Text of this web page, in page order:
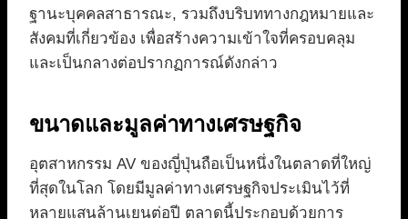
ฐานะบุคคลสาธารณะ, รวมถึงบริบททางกฎหมายและ
สังคมที่เกี่ยวข้อง เพื่อสร้างความเข้าใจที่ครอบคลุม
และเป็นกลางต่อปรากฏการณ์ดังกล่าว
ขนาดและมูลค่าทางเศรษฐกิจ
อุตสาหกรรม AV ของญี่ปุ่นถือเป็นหนึ่งในตลาดที่ใหญ่
ที่สุดในโลก โดยมีมูลค่าทางเศรษฐกิจประเมินไว้ที่
หลายแสนล้านเยนต่อปี ตลาดนี้ประกอบด้วยการ